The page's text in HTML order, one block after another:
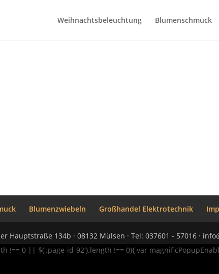
Weihnachtsbeleuchtung Blumenschmuck
Blumenzwiebeln Großhandel Elektrotechnik
Hauptstraße 134b · 08132 Mülsen · Tel: 037601 - 57016 ·
!== 0 || $('.page-id-92').length !== 0){ var